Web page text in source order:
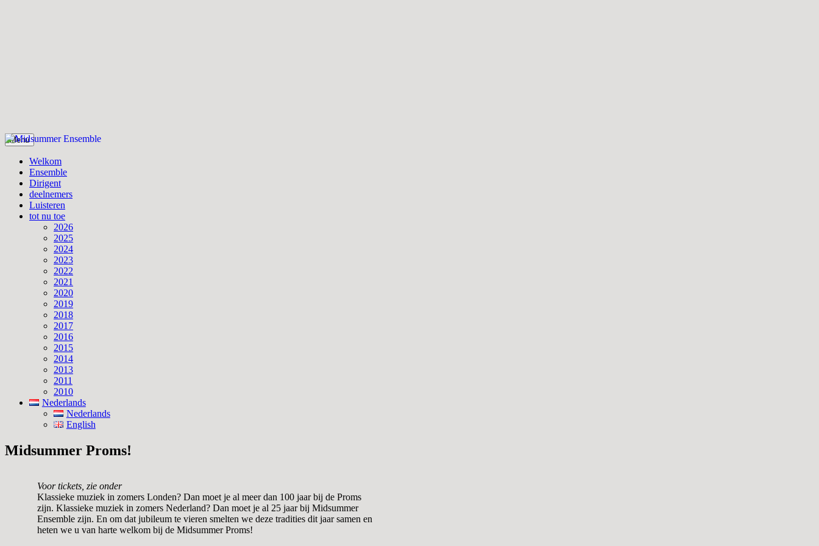
Skip
to
content
Midsummer Ensemble
Menu
Welkom
Ensemble
Dirigent
deelnemers
Luisteren
tot nu toe
2026
2025
2024
2023
2022
2021
2020
2019
2018
2017
2016
2015
2014
2013
2011
2010
Nederlands
Nederlands
English
Midsummer Proms!
Voor tickets, zie onder
Klassieke muziek in zomers Londen? Dan moet je al meer dan 100 jaar bij de Proms
zijn. Klassieke muziek in zomers Nederland? Dan moet je al 25 jaar bij Midsummer
Ensemble zijn. En om dat jubileum te vieren smelten we deze tradities dit jaar samen en
heten we u van harte welkom bij de Midsummer Proms!